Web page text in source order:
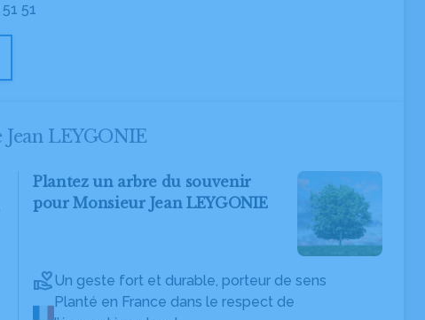
51
LEYGONIE
Plantez un arbre du souvenir
pour Monsieur Jean LEYGONIE
Un geste fort et durable, porteur de sens
Planté en France dans le respect de